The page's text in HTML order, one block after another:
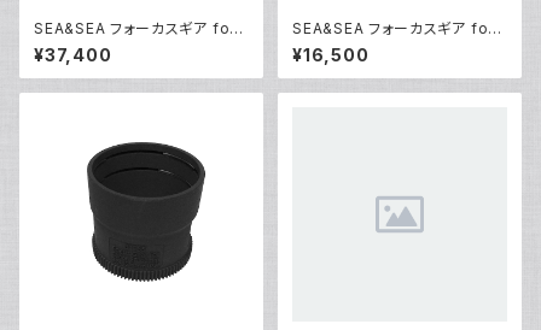
SEA&SEA フォーカスギア for
Nikon AF-S VR Micro-Nikk
or ED105mm F2.8G (IF) [311
33]
¥37,400
SEA&SEA フォーカスギア for
Nikon AF-S Micro NIKKOR
¥16,500